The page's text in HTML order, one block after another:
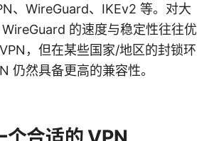
、WireGuard、IKEv2 等。对大
的速度与稳定性往往优
，但在某些国家/地区的封锁环
仍然具备更高的兼容性。